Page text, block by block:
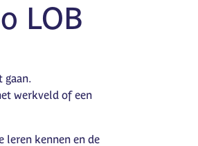
LOB
gaan.
werkveld of een
leren kennen en de